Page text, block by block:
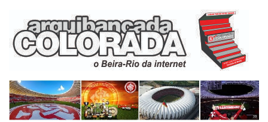
content
Arquibancada Colorada